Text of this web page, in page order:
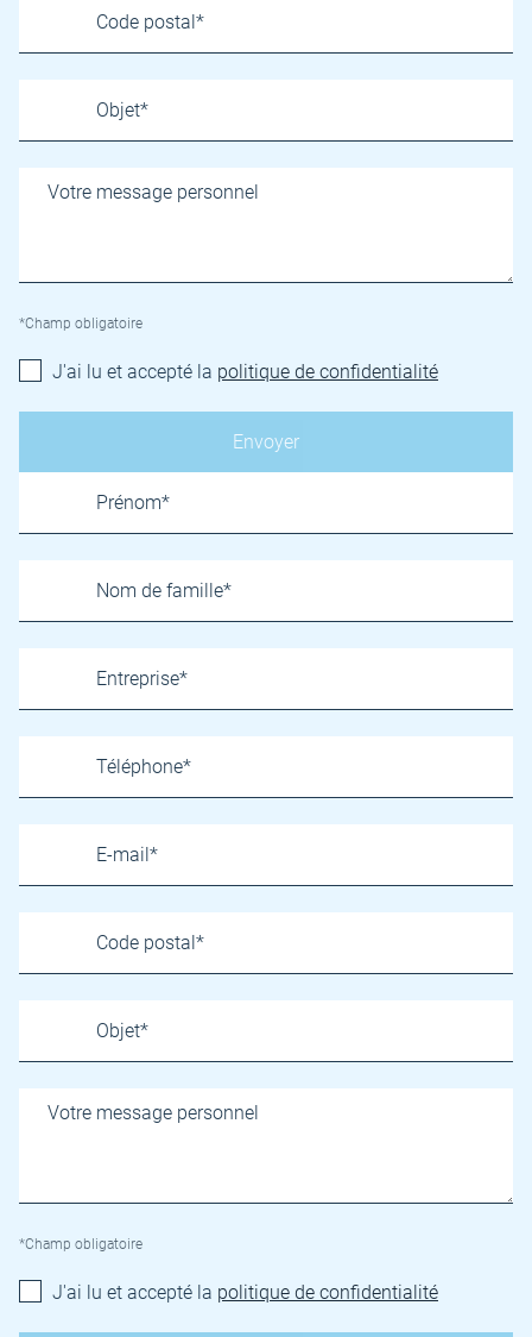
*Champ obligatoire
J'ai lu et accepté la politique de confidentialité
*Champ obligatoire
J'ai lu et accepté la politique de confidentialité